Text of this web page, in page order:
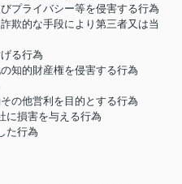
プライバシー等を侵害する行為
欺的な手段により第三者又は当
る行為
知的財産権を侵害する行為
の他営利を目的とする行為
に損害を与える行為
た行為